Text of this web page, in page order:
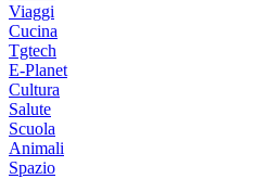
Viaggi
Cucina
Tgtech
E-Planet
Cultura
Salute
Scuola
Animali
Spazio